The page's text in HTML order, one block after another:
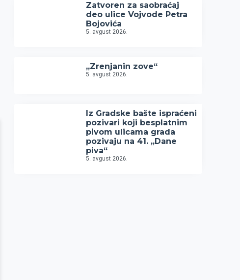
Zatvoren za saobraćaj
deo ulice Vojvode Petra
Bojovića
5. avgust 2026.
„Zrenjanin zove“
5. avgust 2026.
Iz Gradske bašte ispraćeni
pozivari koji besplatnim
pivom ulicama grada
pozivaju na 41. „Dane
piva“
5. avgust 2026.